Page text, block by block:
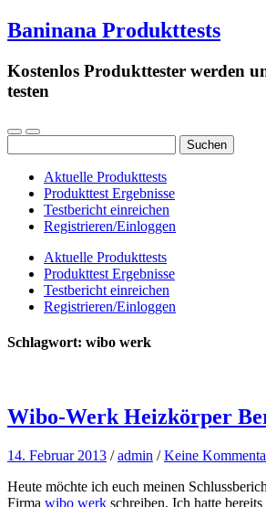
Baninana Produkttests
Kostenlos Produkttester werden
testen
nach:
Aktuelle Produkttests
Produkttest Ergebnisse
Testbericht einreichen
Registrieren/Einloggen
Aktuelle Produkttests
Produkttest Ergebnisse
Testbericht einreichen
Registrieren/Einloggen
Schlagwort: wibo werk
Wibo-Werk Heizkörper
14. Februar 2013 /admin /Keine
Heute möchte ich euch meinen
Firma wibo werk schreiben. Ich hatte bereits